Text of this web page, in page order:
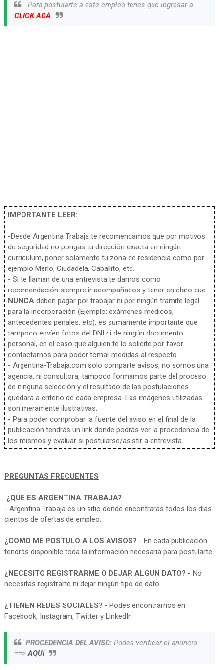
Para postularte a este empleo tenes que ingresar a
CLICK ACÁ
IMPORTANTE LEER:
-Desde Argentina Trabaja te recomendamos que por motivos
de seguridad no pongas tu dirección exacta en ningún
curriculum, poner solamente tu zona de residencia como por
ejemplo Merlo, Ciudadela, Caballito, etc.
- Si te llaman de una entrevista te damos como
recomendación siempre ir acompañados y tener en claro que
NUNCAdeben pagar por trabajar ni por ningún tramite legal
para la incorporación (Ejemplo: exámenes médicos,
antecedentes penales, etc), es sumamente importante que
tampoco envíen fotos del DNI ni de ningún documento
personal, en el caso que alguien te lo solicite por favor
contactarnos para poder tomar medidas al respecto.
- Argentina-Trabaja.com solo comparte avisos, no somos una
agencia, ni consultora, tampoco formamos parte del proceso
de ninguna selección y el resultado de las postulaciones
quedará a criterio de cada empresa. Las imágenes utilizadas
son meramente ilustrativas.
- Para poder comprobar la fuente del aviso en el final de la
publicación tendrás un link donde podrás ver la procedencia de
los mismos y evaluar si postularse/asistir a entrevista.
PREGUNTAS FRECUENTES
¿QUE ES ARGENTINA TRABAJA?
- Argentina Trabaja es un sitio donde encontraras todos los días
cientos de ofertas de empleo.
¿COMO ME POSTULO A LOS AVISOS? - En cada publicación
tendrás disponible toda la información necesaria para postularte.
¿NECESITO REGISTRARME O DEJAR ALGUN DATO? - No
necesitas registrarte ni dejar ningún tipo de dato.
¿TIENEN REDES SOCIALES? - Podes encontrarnos en
Facebook, Instagram, Twitter y LinkedIn
PROCEDENCIA DEL AVISO:Podes verificar el anuncio
==>AQUI